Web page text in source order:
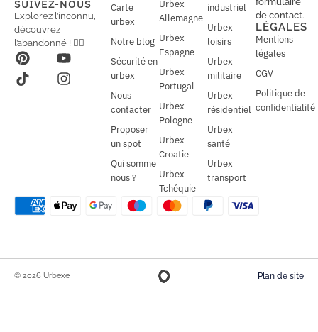
i
l
i
l
*
SUIVEZ-NOUS
Explorez l’inconnu,
découvrez
l’abandonné ! 🕵️‍♂️
Carte
urbex
Notre blog
Sécurité en
urbex
Nous
contacter
Proposer
un spot
Qui somme
nous ?
Urbex
Allemagne
Urbex
Espagne
Urbex
Portugal
Urbex
Pologne
Urbex
Croatie
Urbex
Tchéquie
industriel
Urbex
loisirs
Urbex
militaire
Urbex
résidentiel
Urbex
santé
Urbex
transport
de contact.
LÉGALES
Mentions
légales
CGV
Politique de
confidentialité
© 2026 Urbexe Plan de site